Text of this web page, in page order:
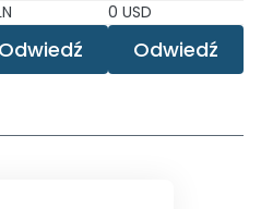
0 USD
Odwiedź Odwiedź